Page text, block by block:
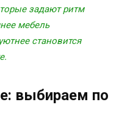
задают ритм
мебель
становится
выбираем по